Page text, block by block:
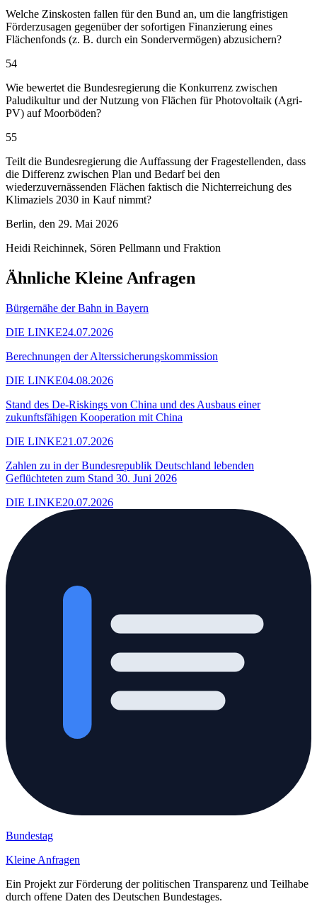
Welche Zinskosten fallen für den Bund an, um die langfristigen
Förderzusagen gegenüber der sofortigen Finanzierung eines
Flächenfonds (z. B. durch ein Sondervermögen) abzusichern?
54
Wie bewertet die Bundesregierung die Konkurrenz zwischen
Paludikultur und der Nutzung von Flächen für Photovoltaik (Agri-
PV) auf Moorböden?
55
Teilt die Bundesregierung die Auffassung der Fragestellenden, dass
die Differenz zwischen Plan und Bedarf bei den
wiederzuvernässenden Flächen faktisch die Nichterreichung des
Klimaziels 2030 in Kauf nimmt?
Berlin, den 29. Mai 2026
Heidi Reichinnek, Sören Pellmann und Fraktion
Ähnliche Kleine Anfragen
Bürgernähe der Bahn in Bayern
DIE LINKE24.07.2026
Berechnungen der Alterssicherungskommission
DIE LINKE04.08.2026
Stand des De-Riskings von China und des Ausbaus einer
zukunftsfähigen Kooperation mit China
DIE LINKE21.07.2026
Zahlen zu in der Bundesrepublik Deutschland lebenden
Geflüchteten zum Stand 30. Juni 2026
DIE LINKE20.07.2026
Bundestag
Kleine Anfragen
Ein Projekt zur Förderung der politischen Transparenz und Teilhabe
durch offene Daten des Deutschen Bundestages.